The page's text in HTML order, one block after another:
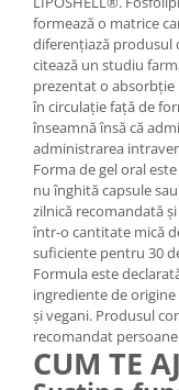
formează o matrice
diferențiază produsul
citează un studiu
prezentat o
în circulație față de
înseamnă însă că
administrarea
Forma de gel oral
nu înghită capsule
zilnică recomandată
într-o cantitate mică
suficiente pentru 30
Formula este
ingrediente de
și vegani. Produsul
recomandat
CUM TE